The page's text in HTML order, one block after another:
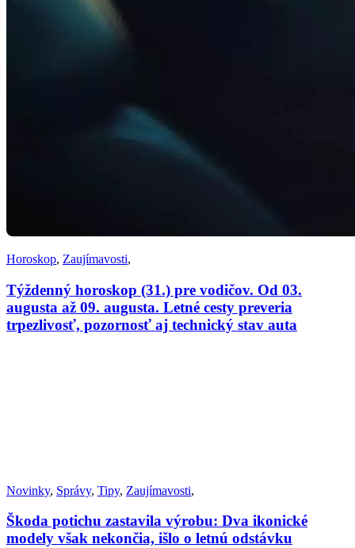
Horoskop, Zaujímavosti,
Týždenný horoskop (31.) pre vodičov. Od 03.
augusta až 09. augusta. Letné cesty preveria
trpezlivosť, pozornosť aj technický stav auta
Novinky, Správy, Tipy, Zaujímavosti,
Škoda potichu zastavila výrobu: Dva ikonické
modely však nekončia, išlo o letnú odstávku